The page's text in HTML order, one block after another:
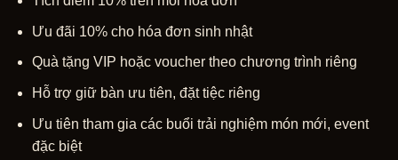
Ưu đãi 10% cho hóa đơn sinh nhật
Quà tặng VIP hoặc voucher theo chương trình riêng
Hỗ trợ giữ bàn ưu tiên, đặt tiệc riêng
Ưu tiên tham gia các buổi trải nghiệm món mới, event
đặc biệt